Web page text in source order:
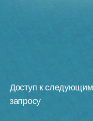
Доступ к
запросу